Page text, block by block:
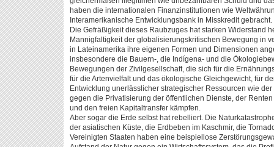
haben die internationalen Finanzinstitutionen wie
Interamerikanische Entwicklungsbank in Misskredit gebracht.
Die Gefräßigkeit dieses Raubzuges hat starken Widerstand
Mannigfaltigkeit der globalisierungskritischen Bewegung in
in Lateinamerika ihre eigenen Formen und Dimensionen
insbesondere die Bauern-, die Indígena- und die
Bewegungen der Zivilgesellschaft, die sich für die
für die Artenvielfalt und das ökologische Gleichgewicht, für
Entwicklung unerlässlicher strategischer Ressourcen wie
gegen die Privatisierung der öffentlichen Dienste, der
und den freien Kapitaltransfer kämpfen.
Aber sogar die Erde selbst hat rebelliert. Die
der asiatischen Küste, die Erdbeben im Kaschmir, die
Vereinigten Staaten haben eine beispiellose